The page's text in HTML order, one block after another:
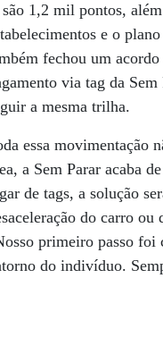
1,2 mil pontos,
e o
fechou um
via tag da
a mesma trilha.
essa movimentação
a Sem Parar acaba
de tags, a solução
do carro ou
primeiro passo foi
do indivíduo.